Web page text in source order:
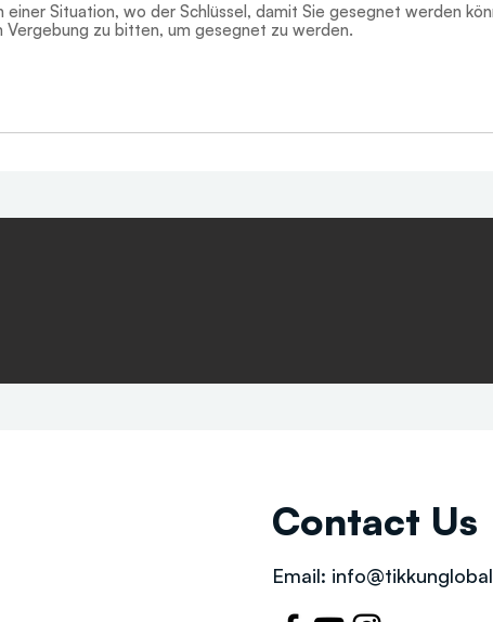
einer Situation, wo der Schlüssel, damit Sie gesegnet werden
Vergebung zu bitten, um gesegnet zu werden.
Contact Us
Email: